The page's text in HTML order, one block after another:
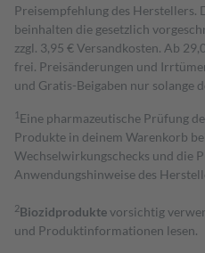
Preisempfehlung des Herstellers.
beinhalten die gesetzlich
zzgl. 3,95 € Versandkosten. Ab
frei. Preisänderungen und
und Gratis-Beigaben nur solange
1 Eine pharmazeutische Prüfung
Produkte in deinem Warenkorb
Wechselwirkungschecks und die
Anwendungshinweise des
2Biozidproduktevorsichtig
und Produktinformationen lesen.